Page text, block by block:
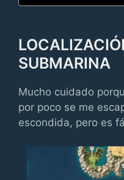
SUBMARINA
Mucho cuidado
por poco se me
escondida, pero es